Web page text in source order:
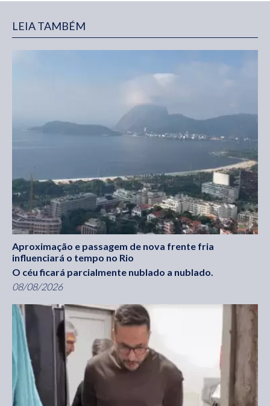
LEIA TAMBÉM
Aproximação e passagem de nova frente fria
influenciará o tempo no Rio
O céu ficará parcialmente nublado a nublado.
08/08/2026